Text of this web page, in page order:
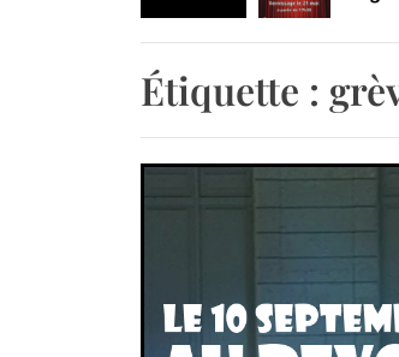
Étiquette :